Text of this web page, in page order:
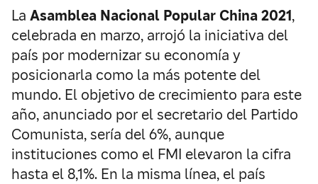
La Asamblea Nacional Popular China 2021,
celebrada en marzo, arrojó la iniciativa del
país por modernizar su economía y
posicionarla como la más potente del
mundo. El objetivo de crecimiento para este
año, anunciado por el secretario del Partido
Comunista, sería del 6%, aunque
instituciones como el FMI elevaron la cifra
hasta el 8,1%. En la misma línea, el país